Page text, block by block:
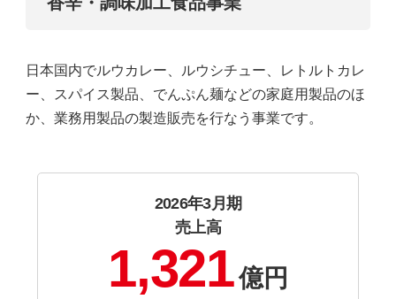
日本国内でルウカレー、ルウシチュー、レトルトカレ
ー、スパイス製品、でんぷん麺などの家庭用製品のほ
か、業務用製品の製造販売を行なう事業です。
2026年3月期
売上高
1,321億円